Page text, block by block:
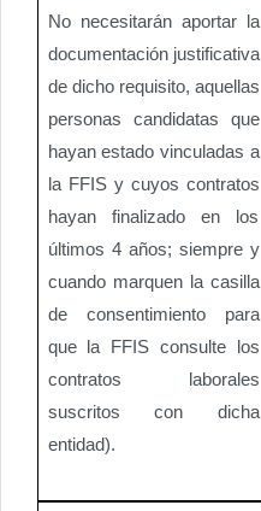
No necesitarán aportar la
documentación justificativa
de dicho requisito, aquellas
personas candidatas que
hayan estado vinculadas a
la FFIS y cuyos contratos
hayan finalizado en los
últimos 4 años; siempre y
cuando marquen la casilla
de consentimiento para
que la FFIS consulte los
contratos laborales
suscritos con dicha
entidad).